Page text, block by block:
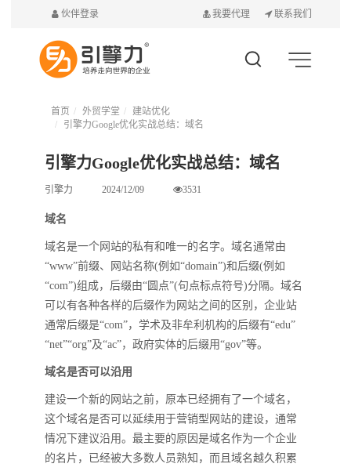
伙伴登录 我要代理 联系我们
首页 外贸学堂
建站优化
引擎力Google优化实战总结：域名
引擎力Google优化实战总结：域名
引擎力 2024/12/09 3531
域名
域名是一个网站的私有和唯一的名字。域名通常由
“www”前缀、网站名称(例如“domain”)和后缀(例如
“com”)组成，后缀由“圆点”(句点标点符号)分隔。域名
可以有各种各样的后缀作为网站之间的区别，企业站
通常后缀是“com”，学术及非牟利机构的后缀有“edu”
“net”“org”及“ac”，政府实体的后缀用“gov”等。
域名是否可以沿用
建设一个新的网站之前，原本已经拥有了一个域名，
这个域名是否可以延续用于营销型网站的建设，通常
情况下建议沿用。最主要的原因是域名作为一个企业
的名片，已经被大多数人员熟知，而且域名越久积累